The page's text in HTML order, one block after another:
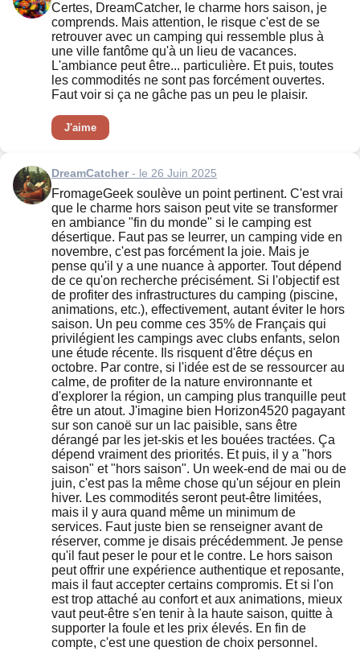
Certes, DreamCatcher, le charme hors saison, je
comprends. Mais attention, le risque c'est de se
retrouver avec un camping qui ressemble plus à
une ville fantôme qu'à un lieu de vacances.
L'ambiance peut être... particulière. Et puis, toutes
les commodités ne sont pas forcément ouvertes.
Faut voir si ça ne gâche pas un peu le plaisir.
J'aime
DreamCatcher- le 26 Juin 2025
FromageGeek soulève un point pertinent. C'est vrai
que le charme hors saison peut vite se transformer
en ambiance "fin du monde" si le camping est
désertique. Faut pas se leurrer, un camping vide en
novembre, c'est pas forcément la joie. Mais je
pense qu'il y a une nuance à apporter. Tout dépend
de ce qu'on recherche précisément. Si l'objectif est
de profiter des infrastructures du camping (piscine,
animations, etc.), effectivement, autant éviter le hors
saison. Un peu comme ces 35% de Français qui
privilégient les campings avec clubs enfants, selon
une étude récente. Ils risquent d'être déçus en
octobre. Par contre, si l'idée est de se ressourcer au
calme, de profiter de la nature environnante et
d'explorer la région, un camping plus tranquille peut
être un atout. J'imagine bien Horizon4520 pagayant
sur son canoë sur un lac paisible, sans être
dérangé par les jet-skis et les bouées tractées. Ça
dépend vraiment des priorités. Et puis, il y a "hors
saison" et "hors saison". Un week-end de mai ou de
juin, c'est pas la même chose qu'un séjour en plein
hiver. Les commodités seront peut-être limitées,
mais il y aura quand même un minimum de
services. Faut juste bien se renseigner avant de
réserver, comme je disais précédemment. Je pense
qu'il faut peser le pour et le contre. Le hors saison
peut offrir une expérience authentique et reposante,
mais il faut accepter certains compromis. Et si l'on
est trop attaché au confort et aux animations, mieux
vaut peut-être s'en tenir à la haute saison, quitte à
supporter la foule et les prix élevés. En fin de
compte, c'est une question de choix personnel.